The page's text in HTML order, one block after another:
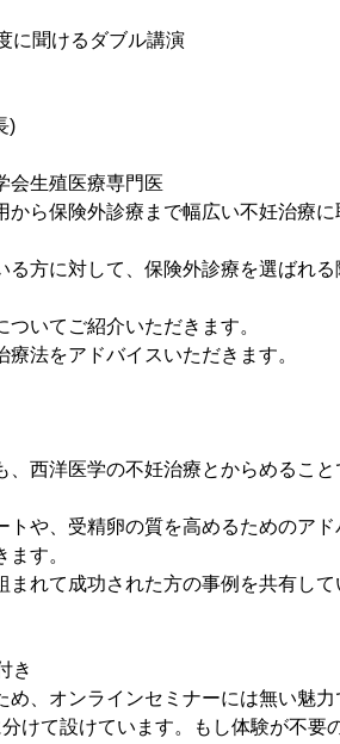
に聞けるダブル講演
)
会生殖医療専門医
から保険外診療まで幅広い不妊治療に
る方に対して、保険外診療を選ばれ
いてご紹介いただきます。
法をアドバイスいただきます。
、西洋医学の不妊治療とからめるこ
トや、受精卵の質を高めるためのア
す。
れて成功された方の事例を共有して
き
、オンラインセミナーには無い魅
けて設けています。もし体験が不要